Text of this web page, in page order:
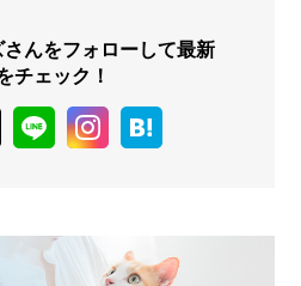
んをフォローして最新
チェック！